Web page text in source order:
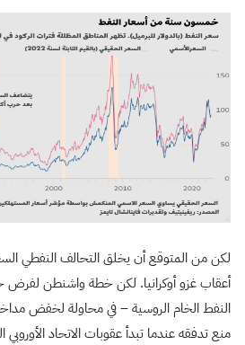
لكن من المتوقع أن يخلق التحالف النفطي
أعقاب غزو أوكرانيا. لكن خطة واشنطن
النفط الخام الروسية – في محاولة لخفض
منع تدفقه عندما تبدأ عقوبات الاتحاد